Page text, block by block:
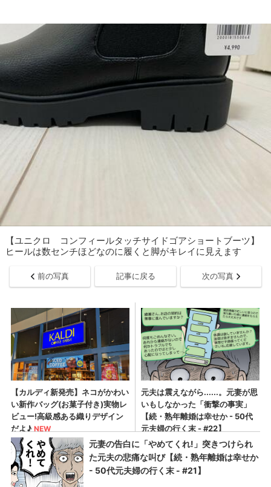
【ユニクロ コンフィールタッチサイドゴアショートブーツ】
ヒールは数センチほどなのに履くと脚がキレイに見えます
前の写真 記事に戻る 次の写真